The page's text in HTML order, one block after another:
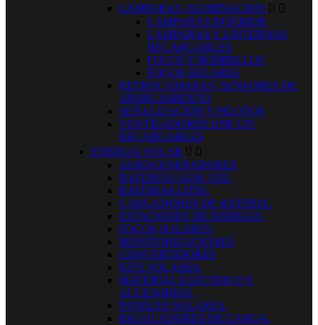
LAMPARAS, ILUMINACION  
LAMPARAS INTERIOR
LAMPARAS Y LINTERNAS
RECARGABLES
FOCOS Y BOMBILLOS
FOCOS SOLARES
RETROCAMARAS, SENSORES DE
APARCAMIENTO
SEÑALIZACIÓN Y PILOTOS
VENTILADORES USB 12V
RECARGABLES
ENERGIA SOLAR  
AEROGENERADORES
BATERIAS AGM, GEL
BATERIAS LITIO.
CARGADORES DE BATERIA.
ESTACIONES DE ENERGIA.
FOCOS SOLARES.
MONITORIZACIONES
CONVERTIDORES
KITS SOLARES.
MATERIAL ELECTRICO Y
ACCESORIOS.
PANELES SOLARES.
REGULADORES DE CARGA.